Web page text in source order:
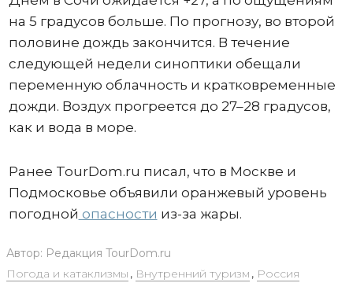
на 5 градусов больше. По прогнозу, во второй
половине дождь закончится. В течение
следующей недели синоптики обещали
переменную облачность и кратковременные
дожди. Воздух прогреется до 27–28 градусов,
как и вода в море.
Ранее TourDom.ru писал, что в Москве и
Подмосковье объявили оранжевый уровень
погодной опасности из-за жары.
Автор: Редакция TourDom.ru
Погода и катаклизмы , Внутренний туризм , Россия